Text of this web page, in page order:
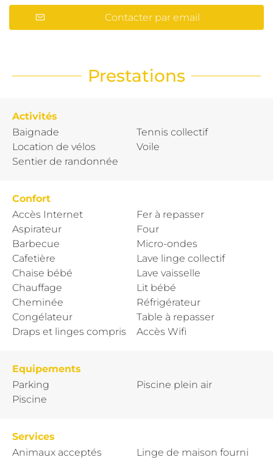
Contacter par email
Prestations
Activités
Baignade
Location de vélos
Sentier de randonnée
Tennis collectif
Voile
Confort
Accès Internet
Aspirateur
Barbecue
Cafetière
Chaise bébé
Chauffage
Cheminée
Congélateur
Draps et linges compris
Fer à repasser
Four
Micro-ondes
Lave linge collectif
Lave vaisselle
Lit bébé
Réfrigérateur
Table à repasser
Accès Wifi
Equipements
Parking
Piscine
Piscine plein air
Services
Animaux acceptés
Linge de maison fourni